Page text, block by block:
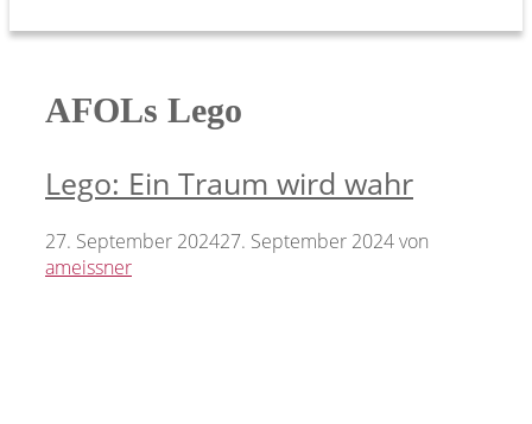
AFOLs Lego
Lego: Ein Traum wird wahr
27. September 202427. September 2024von
ameissner